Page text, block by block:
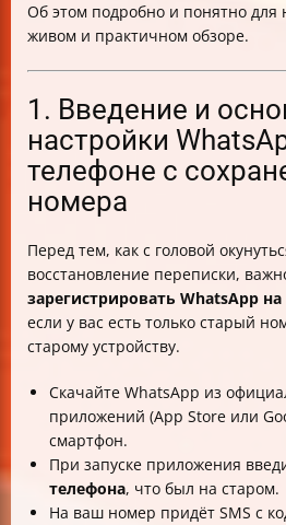
Об этом подробно и понятно
живом и практичном обзоре.
1. Введение и
настройки
телефоне с
номера
Перед тем, как с головой
восстановление переписки,
зарегистрировать WhatsApp
если у вас есть только старый
старому устройству.
Скачайте WhatsApp из
приложений (App Store или
смартфон.
При запуске приложения
телефона, что был на старом.
На ваш номер придёт SMS с